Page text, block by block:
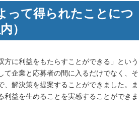
って得られたことにつ
）
に利益をもたらすことができる」という
企業と応募者の間に入るだけでなく、そ
解決策を提案することができました。ま
益を生めることを実感することができま